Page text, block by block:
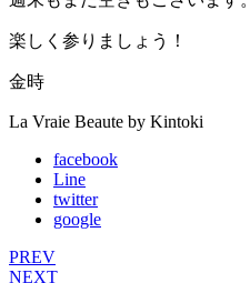
楽しく参りましょう！
金時
La Vraie Beaute by Kintoki
facebook
Line
twitter
google
PREV
NEXT